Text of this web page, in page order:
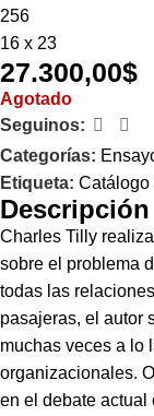
256
16 x 23
27.300,00$
Agotado
Seguinos:
Categorías:
Etiqueta: Catálogo
Descripción
Charles Tilly
sobre el problema
todas las
pasajeras, el autor
muchas veces a lo
organizacionales.
en el debate actual